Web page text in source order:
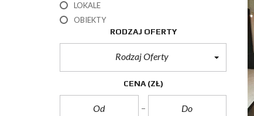
LOKALE
OBIEKTY
RODZAJ OFERTY
Rodzaj Oferty
CENA (ZŁ)